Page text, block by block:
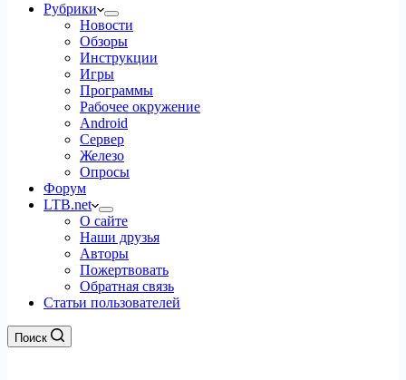
Рубрики
Новости
Обзоры
Инструкции
Игры
Программы
Рабочее окружение
Android
Сервер
Железо
Опросы
Форум
LTB.net
О сайте
Наши друзья
Авторы
Пожертвовать
Обратная связь
Статьи пользователей
Поиск